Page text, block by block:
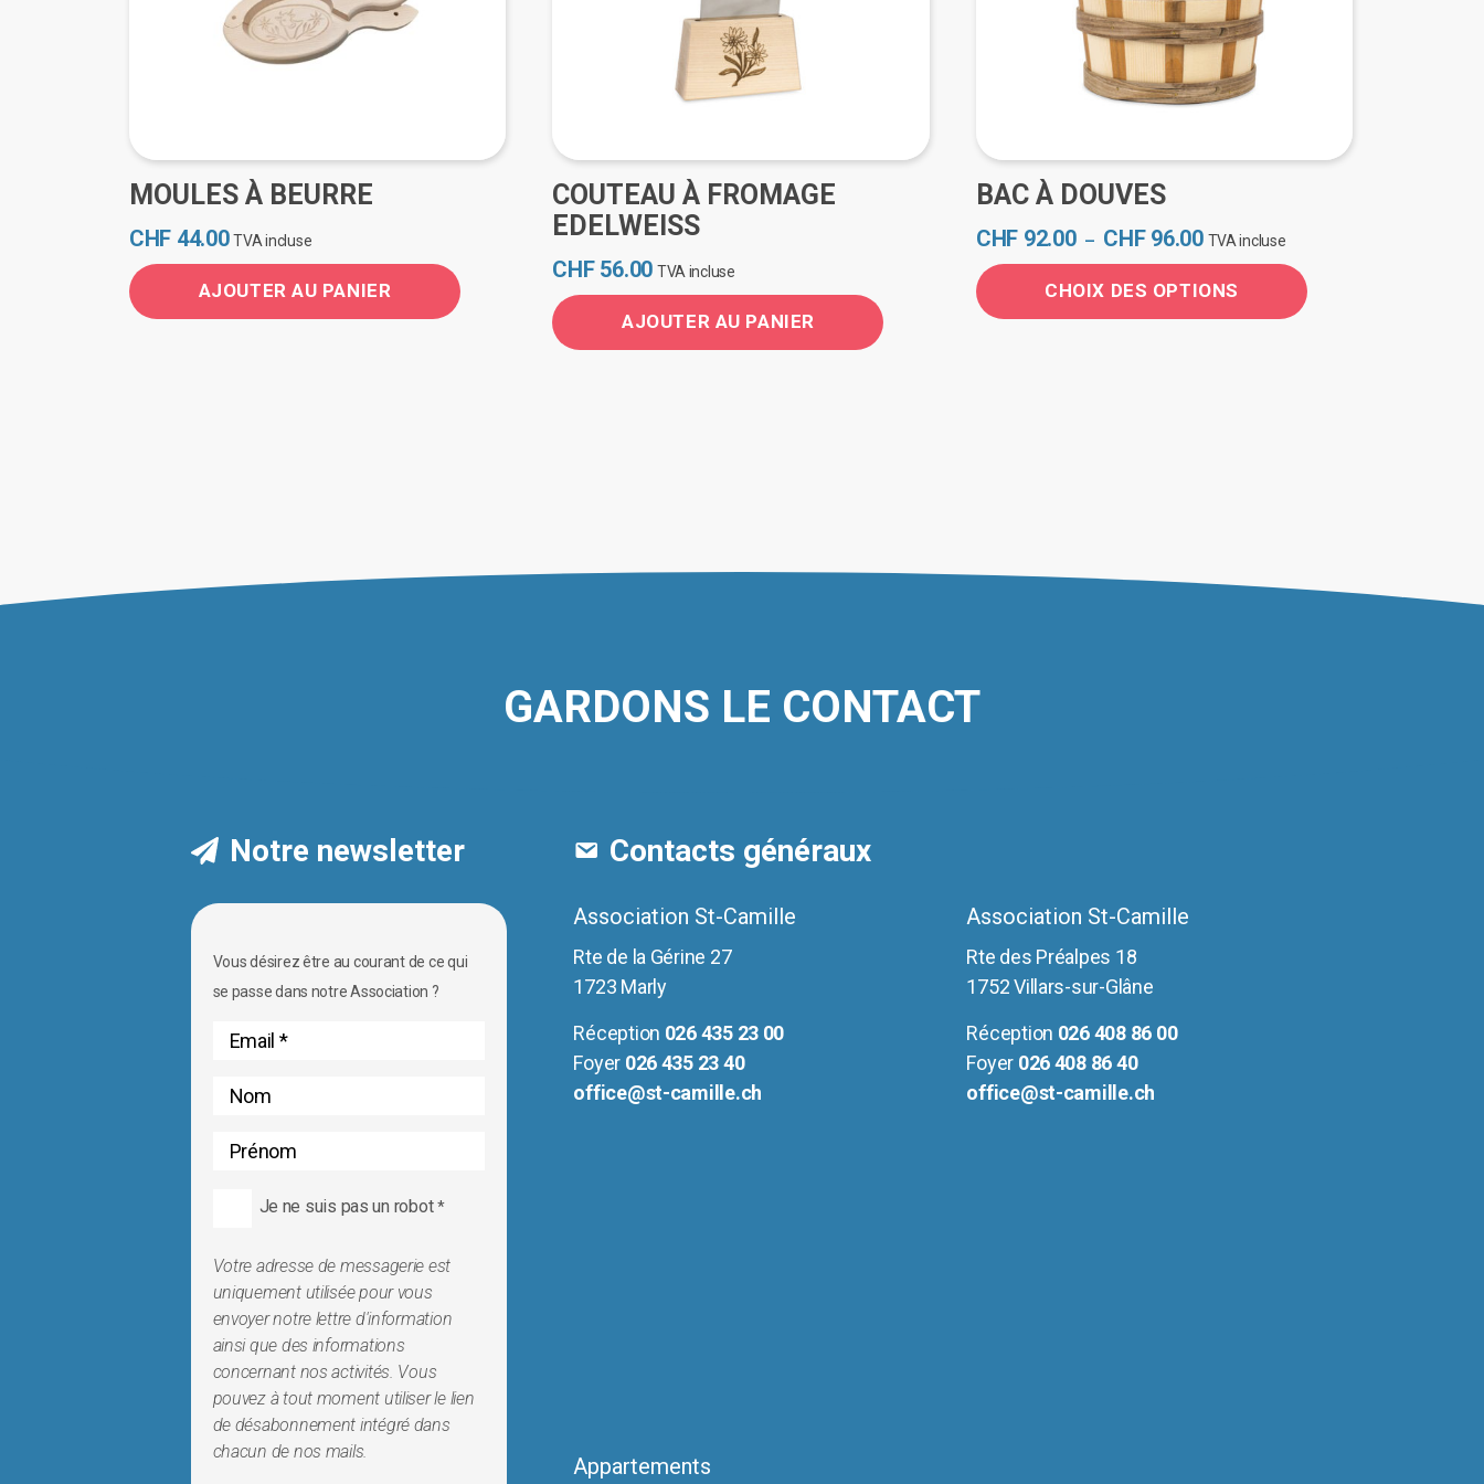
MOULES À BEURRE
CHF 44.00 TVA incluse
AJOUTER AU PANIER
COUTEAU À FROMAGE
EDELWEISS
CHF56.00 TVA incluse
AJOUTER AU PANIER
BAC À DOUVES
CHF 92.00 – CHF96.00Plage
prix :
TVA incluse
CHOIX DES OPTIONS
être
page
GARDONS LE CONTACT
Notre newsletter
Vous désirez être au courant de ce qui
se passe dans notre Association ?
Je ne suis pas un robot*
Votre adresse de messagerie est
uniquement utilisée pour vous
envoyer notre lettre d'information
ainsi que des informations
concernant nos activités. Vous
pouvez à tout moment utiliser le lien
de désabonnement intégré dans
chacun de nos mails.
Contacts généraux
Association St-Camille
Rte de la Gérine 27
1723 Marly
Réception 026 435 23 00
Foyer 026 435 23 40
office@st-camille.ch
Association St-Camille
Rte des Préalpes 18
1752 Villars-sur-Glâne
Réception 026 408 86 00
Foyer 026 408 86 40
office@st-camille.ch
Appartements